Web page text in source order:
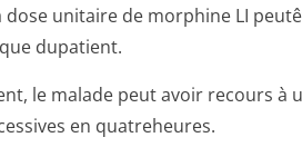
unitaire de morphine LI
dupatient.
le malade peut avoir recours à
en quatreheures.